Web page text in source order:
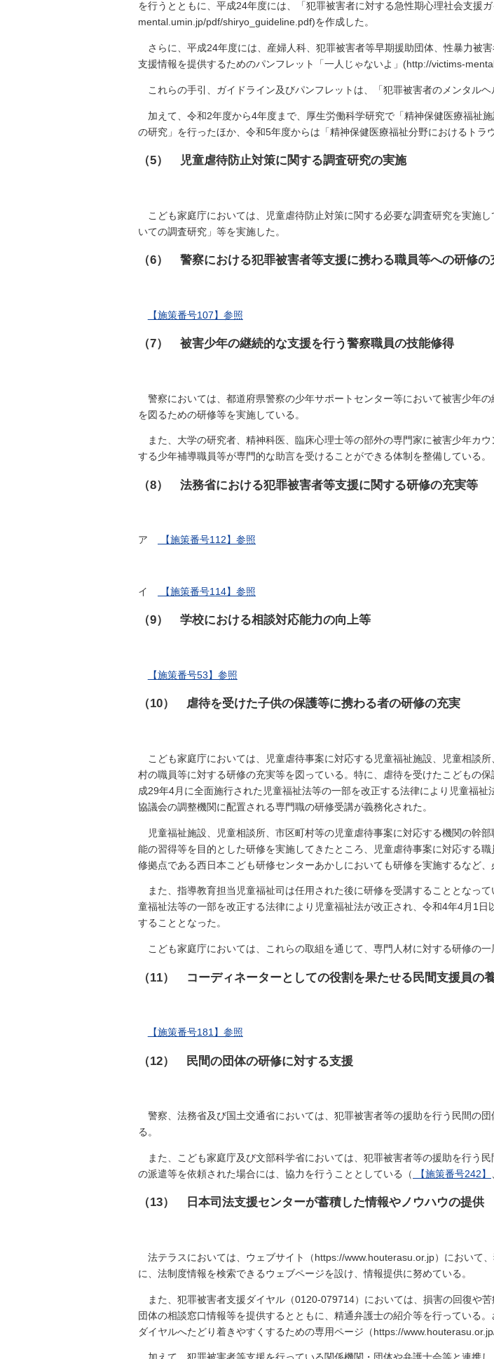
を行うとともに、平成24年度には、「犯罪被害者に対する急性期心理社会支援
mental.umin.jp/pdf/shiryo_guideline.pdf)を作成した。
さらに、平成24年度には、産婦人科、犯罪被害者等早期援助団体、性暴力被
支援情報を提供するためのパンフレット「一人じゃないよ」(http://victims-
これらの手引、ガイドライン及びパンフレットは、「犯罪被害者のメンタル
加えて、令和2年度から4年度まで、厚生労働科学研究で「精神保健医療福祉
の研究」を行ったほか、令和5年度からは「精神保健医療福祉分野におけるトラ
（5） 児童虐待防止対策に関する調査研究の実施
こども家庭庁においては、児童虐待防止対策に関する必要な調査研究を実施
いての調査研究」等を実施した。
（6） 警察における犯罪被害者等支援に携わる職員等への研修の
【施策番号107】参照
（7） 被害少年の継続的な支援を行う警察職員の技能修得
警察においては、都道府県警察の少年サポートセンター等において被害少年
を図るための研修等を実施している。
また、大学の研究者、精神科医、臨床心理士等の部外の専門家に被害少年カ
する少年補導職員等が専門的な助言を受けることができる体制を整備している。
（8） 法務省における犯罪被害者等支援に関する研修の充実等
ア 【施策番号112】参照
イ 【施策番号114】参照
（9） 学校における相談対応能力の向上等
【施策番号53】参照
（10） 虐待を受けた子供の保護等に携わる者の研修の充実
こども家庭庁においては、児童虐待事案に対応する児童福祉施設、児童相談
村の職員等に対する研修の充実等を図っている。特に、虐待を受けたこどもの
成29年4月に全面施行された児童福祉法等の一部を改正する法律により児童福
協議会の調整機関に配置される専門職の研修受講が義務化された。
児童福祉施設、児童相談所、市区町村等の児童虐待事案に対応する機関の幹
能の習得等を目的とした研修を実施してきたところ、児童虐待事案に対応する
修拠点である西日本こども研修センターあかしにおいても研修を実施するなど、
また、指導教育担当児童福祉司は任用された後に研修を受講することとなっ
童福祉法等の一部を改正する法律により児童福祉法が改正され、令和4年4月1
することとなった。
こども家庭庁においては、これらの取組を通じて、専門人材に対する研修の一
（11） コーディネーターとしての役割を果たせる民間支援員の
【施策番号181】参照
（12） 民間の団体の研修に対する支援
警察、法務省及び国土交通省においては、犯罪被害者等の援助を行う民間の
る。
また、こども家庭庁及び文部科学省においては、犯罪被害者等の援助を行う
の派遣等を依頼された場合には、協力を行うこととしている（
【施策番号242】
（13） 日本司法支援センターが蓄積した情報やノウハウの提供
法テラスにおいては、ウェブサイト（https://www.houterasu.or.jp）において
に、法制度情報を検索できるウェブページを設け、情報提供に努めている。
また、犯罪被害者支援ダイヤル（0120-079714）においては、損害の回復や
団体の相談窓口情報等を提供するとともに、精通弁護士の紹介等を行っている
ダイヤルへたどり着きやすくするための専用ページ（https://